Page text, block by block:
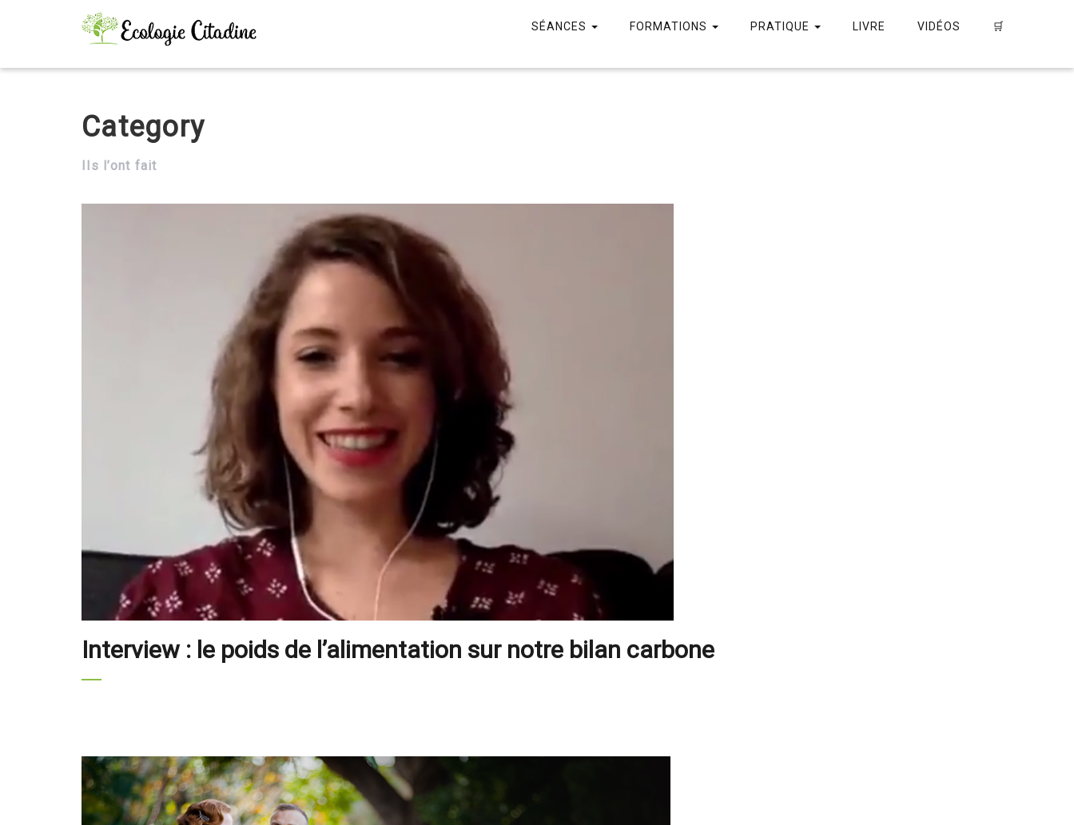
SÉANCES FORMATIONS PRATIQUE LIVRE VIDÉOS 🛒
Category
Ils l’ont fait
Interview : le poids de l’alimentation sur notre bilan carbone